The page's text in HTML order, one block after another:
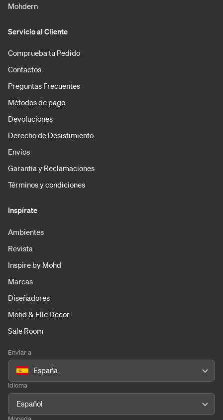
Mohdern
Servicio al Cliente
Comprueba tu Pedido
Contactos
Preguntas Frecuentes
Métodos de pago
Devoluciones
Derecho de Desistimiento
Envíos
Garantía y Reclamaciones
Términos y condiciones
Inspírate
Ambientes
Revista
Inspire by Mohd
Marcas
Diseñadores
Mohd & Elle Decor
Sale Room
Enviar a
España
Idioma
Español